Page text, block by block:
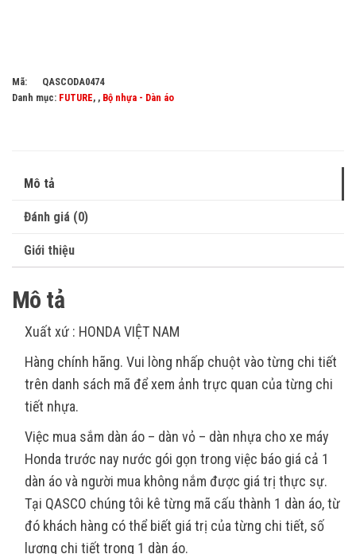
Mã:
QASCODA0474
Danh mục: FUTURE, , Bộ nhựa - Dàn áo
Mô tả
Đánh giá (0)
Giới thiệu
Mô tả
Xuất xứ : HONDA VIỆT NAM
Hàng chính hãng. Vui lòng nhấp chuột vào từng chi tiết
trên danh sách mã để xem ảnh trực quan của từng chi
tiết nhựa.
Việc mua sắm dàn áo – dàn vỏ – dàn nhựa cho xe máy
Honda trước nay nước gói gọn trong việc báo giá cả 1
dàn áo và người mua không nắm được giá trị thực sự.
Tại QASCO chúng tôi kê từng mã cấu thành 1 dàn áo, từ
đó khách hàng có thể biết giá trị của từng chi tiết, số
lượng chi tiết trong 1 dàn áo.